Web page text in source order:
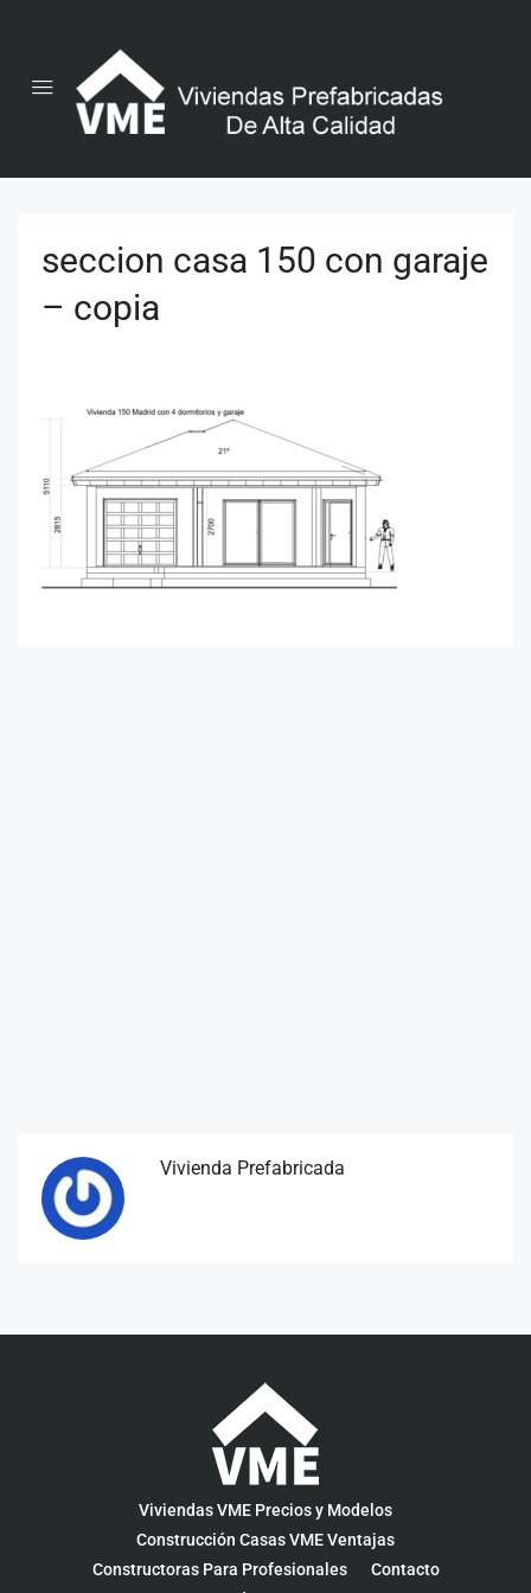
seccion casa 150 con garaje
– copia
Vivienda Prefabricada
Viviendas VME Precios y Modelos
Construcción Casas VME Ventajas
Constructoras Para Profesionales
Contacto